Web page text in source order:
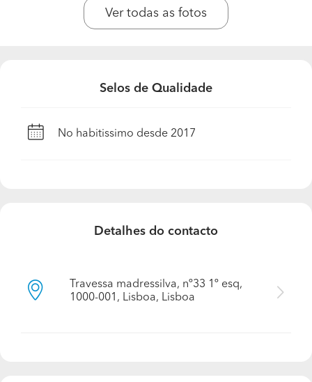
O que o destaca da sua concorrência? Por que
razão o cliente deveria escolher o seu negócio?
ideal?
Particulares e Investidores
necessidades dos clientes, adaptamos as soluções que
Ver todas as fotos
Selos de Qualidade
No habitissimo desde 2017
Detalhes do contacto
Travessa madressilva, nº33 1º esq,
1000-001, Lisboa, Lisboa